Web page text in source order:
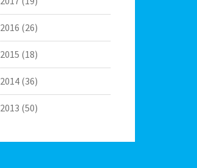
2016 (26)
2015 (18)
2014(36)
2013 (50)